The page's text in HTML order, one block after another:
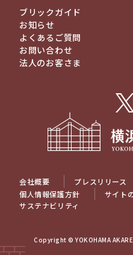
ブリックガイド
お知らせ
よくあるご質問
お問い合わせ
法人のお客さま
会社概要 プレスリリース
個人情報保護方針
サイト
サステナビリティ
Copyright © YOKOHAMA